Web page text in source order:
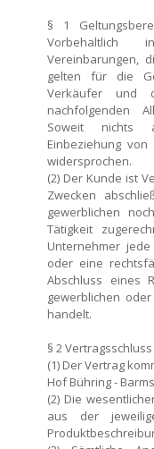
§ 1
Vorbehaltlich
Vereinbarungen,
gelten für die
Verkäufer und
nachfolgenden
Soweit nichts
Einbeziehung
widersprochen.
(2) Der Kunde ist
Zwecken
gewerblichen
Tätigkeit
Unternehmer
oder eine
Abschluss eines
gewerblichen
handelt.
§ 2 Vertragsschluss
(1) Der Vertrag
Hof Bühring -
(2) Die
aus der